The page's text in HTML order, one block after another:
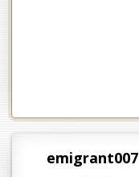
emigrant007